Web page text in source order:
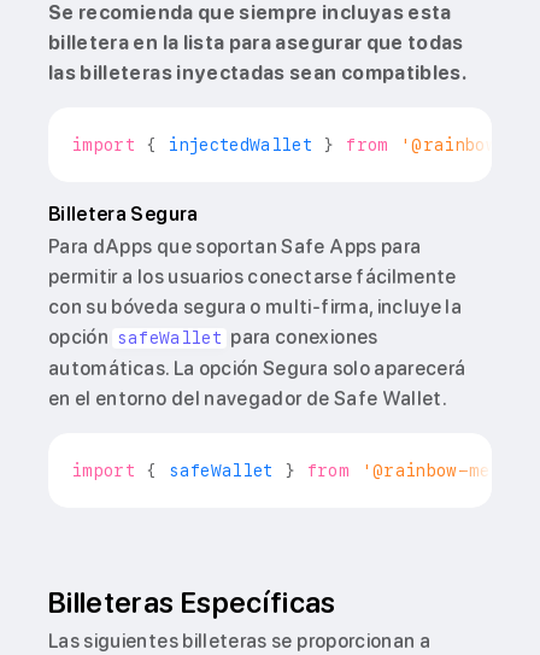
Se recomienda que siempre incluyas esta
billetera en la lista para asegurar que todas
las billeteras inyectadas sean compatibles.
import { injectedWallet } from '@rainbow-
Billetera Segura
Para dApps que soportan Safe Apps para
permitir a los usuarios conectarse fácilmente
con su bóveda segura o multi-firma, incluye la
opción safeWallet para conexiones
automáticas. La opción Segura solo aparecerá
en el entorno del navegador de Safe Wallet.
import { safeWallet } from '@rainbow-me/
Billeteras Específicas
Las siguientes billeteras se proporcionan a